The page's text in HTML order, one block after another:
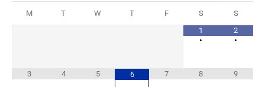
M T W T F S
S
1
•
2
•
3 4 5 6 7 8 9